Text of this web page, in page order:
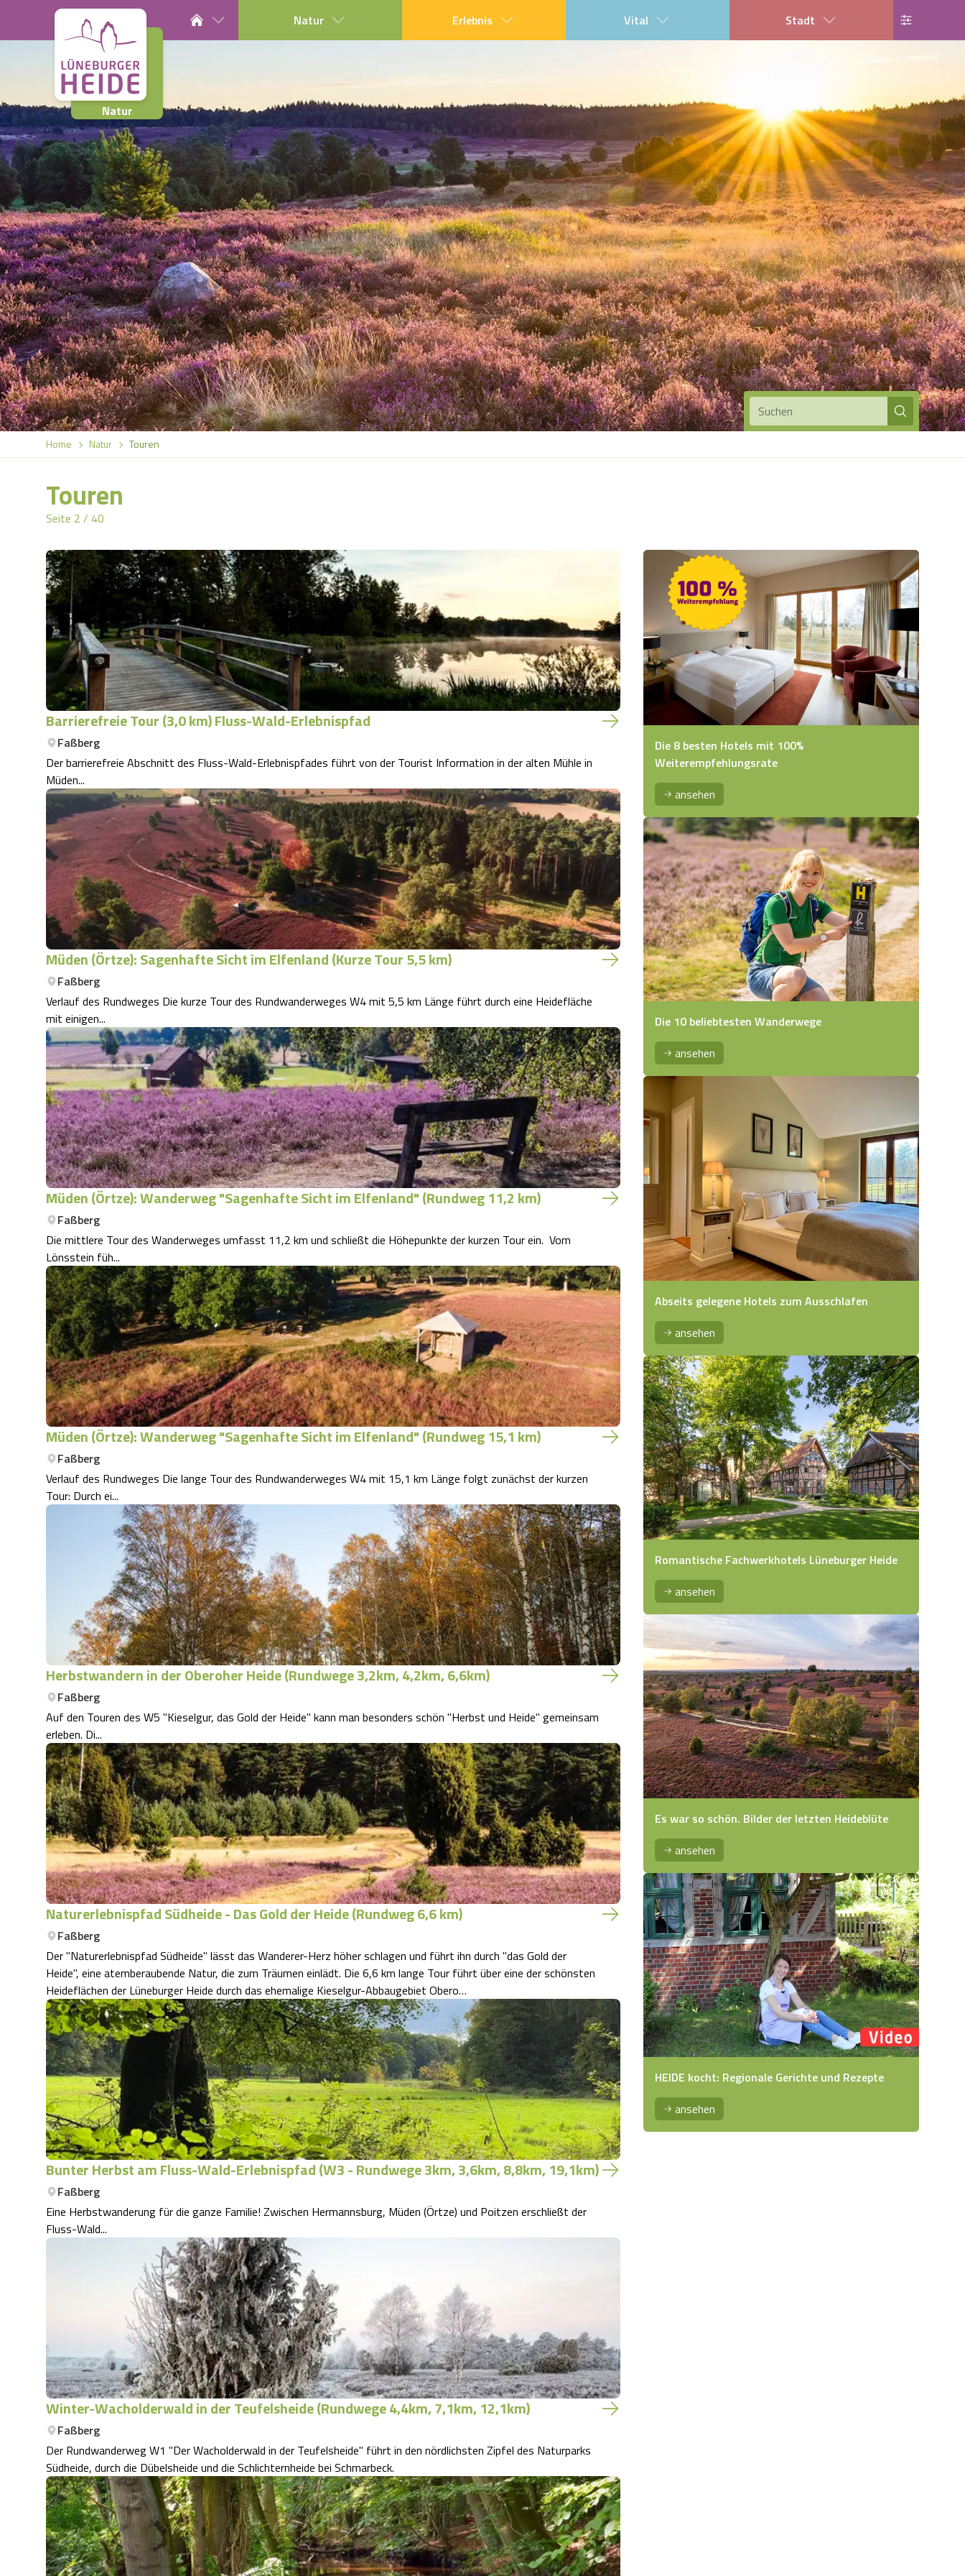
Natur
Natur Erlebnis Vital Stadt
Suchen
Home Natur Touren
Touren
Seite 2 / 40
Barrierefreie Tour (3,0 km) Fluss-Wald-Erlebnispfad
Faßberg
Der barrierefreie Abschnitt des Fluss-Wald-Erlebnispfades führt von der Tourist Information in der alten Mühle in
Müden...
Müden (Örtze): Sagenhafte Sicht im Elfenland (Kurze Tour 5,5 km)
Faßberg
Verlauf des Rundweges Die kurze Tour des Rundwanderweges W4 mit 5,5 km Länge führt durch eine Heidefläche
mit einigen...
Müden (Örtze): Wanderweg "Sagenhafte Sicht im Elfenland" (Rundweg 11,2 km)
Faßberg
Die mittlere Tour des Wanderweges umfasst 11,2 km und schließt die Höhepunkte der kurzen Tour ein. Vom
Lönsstein füh...
Müden (Örtze): Wanderweg "Sagenhafte Sicht im Elfenland" (Rundweg 15,1 km)
Faßberg
Verlauf des Rundweges Die lange Tour des Rundwanderweges W4 mit 15,1 km Länge folgt zunächst der kurzen
Tour: Durch ei...
Herbstwandern in der Oberoher Heide (Rundwege 3,2km, 4,2km, 6,6km)
Faßberg
Auf den Touren des W5 "Kieselgur, das Gold der Heide" kann man besonders schön "Herbst und Heide" gemeinsam
erleben. Di...
Naturerlebnispfad Südheide - Das Gold der Heide (Rundweg 6,6 km)
Faßberg
Der "Naturerlebnispfad Südheide" lässt das Wanderer-Herz höher schlagen und führt ihn durch "das Gold der
Heide", eine atemberaubende Natur, die zum Träumen einlädt. Die 6,6 km lange Tour führt über eine der schönsten
Heideflächen der Lüneburger Heide durch das ehemalige Kieselgur-Abbaugebiet Obero…
Bunter Herbst am Fluss-Wald-Erlebnispfad (W3 - Rundwege 3km, 3,6km, 8,8km, 19,1km)
Faßberg
Eine Herbstwanderung für die ganze Familie! Zwischen Hermannsburg, Müden (Örtze) und Poitzen erschließt der
Fluss-Wald...
Winter-Wacholderwald in der Teufelsheide (Rundwege 4,4km, 7,1km, 12,1km)
Faßberg
Der Rundwanderweg W1 "Der Wacholderwald in der Teufelsheide" führt in den nördlichsten Zipfel des Naturparks
Südheide, durch die Dübelsheide und die Schlichternheide bei Schmarbeck.
Die 8 besten Hotels mit 100%
Weiterempfehlungsrate
ansehen
Die 10 beliebtesten Wanderwege
ansehen
Abseits gelegene Hotels zum Ausschlafen
ansehen
Romantische Fachwerkhotels Lüneburger Heide
ansehen
Es war so schön. Bilder der letzten Heideblüte
ansehen
HEIDE kocht: Regionale Gerichte und Rezepte
ansehen